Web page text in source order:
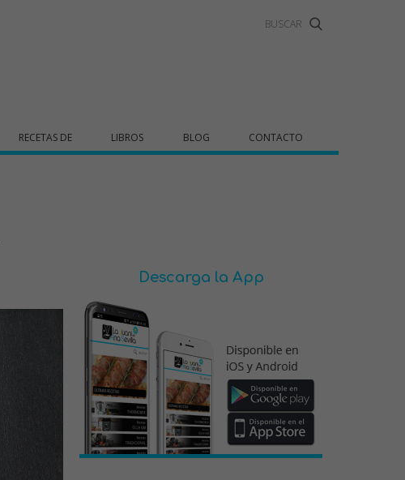
RECETAS DE LIBROS BLOG CONTACTO
Descarga la App